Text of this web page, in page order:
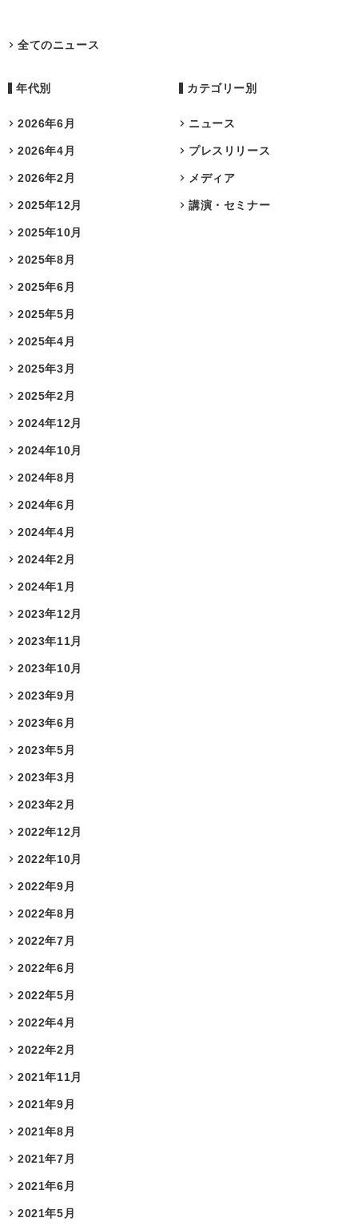
全てのニュース
年代別
2026年6月
2026年4月
2026年2月
2025年12月
2025年10月
2025年8月
2025年6月
2025年5月
2025年4月
2025年3月
2025年2月
2024年12月
2024年10月
2024年8月
2024年6月
2024年4月
2024年2月
2024年1月
2023年12月
2023年11月
2023年10月
2023年9月
2023年6月
2023年5月
2023年3月
2023年2月
2022年12月
2022年10月
2022年9月
2022年8月
2022年7月
2022年6月
2022年5月
2022年4月
2022年2月
2021年11月
2021年9月
2021年8月
2021年7月
2021年6月
2021年5月
カテゴリー別
ニュース
プレスリリース
メディア
講演・セミナー